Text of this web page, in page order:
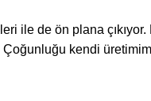
ile de ön plana
kendi